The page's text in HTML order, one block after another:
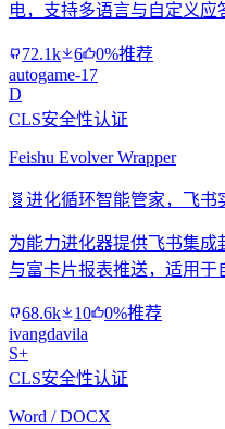
电，支持多语言与自定义应
72.1k 6
0%推荐
autogame-17
D
CLS安全性认证
Feishu Evolver Wrapper
🧬 进化循环智能管家，飞书
为能力进化器提供飞书集
与富卡片报表推送，适用于
68.6k 10
0%推荐
ivangdavila
S+
CLS安全性认证
Word / DOCX